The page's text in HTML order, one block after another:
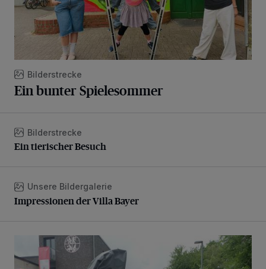
Bilderstrecke
Ein bunter Spielesommer
Ein tierischer Besuch
Bilderstrecke
Ein tierischer Besuch
Impressionen der Villa Bayer
Unsere Bildergalerie
Impressionen der Villa Bayer
Tag der offenen Tür bei der Freiwilligen Feuerwehr Erkrath